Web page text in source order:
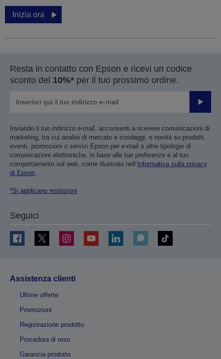
Inizia ora
Resta in contatto con Epson e ricevi un codice
sconto del 10%* per il tuo prossimo ordine.
Invia
Inviando il tuo indirizzo e-mail, acconsenti a ricevere comunicazioni di
marketing, tra cui analisi di mercato e sondaggi, e novità su prodotti,
eventi, promozioni o servizi Epson per e-mail o altre tipologie di
comunicazioni elettroniche, in base alle tue preferenze e al tuo
comportamento sul web, come illustrato nell’ Informativa sulla privacy
di Epson.
*Si applicano restrizioni
Seguici
Assistenza clienti
Ultime offerte
Promozioni
Registrazione prodotto
Procedura di reso
Garanzia prodotto